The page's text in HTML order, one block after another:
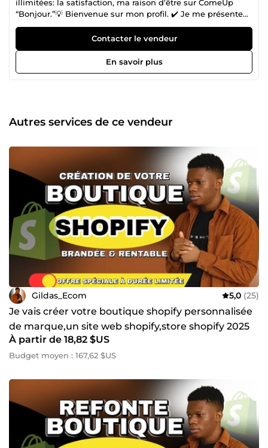
illimitées: la satisfaction, ma raison d'être sur ComeUp
“Bonjour.”💡 Bienvenue sur mon profil. ✔️ Je me présente
Gildas, jeune entrepreneur web e-commerçant spécialisé
dans la création des vidéos publicitaires et des boutiques
shopify il y a environ 3ans . ✔️ Par le biais de cette
plateforme, pour vous présenter mes meilleurs services
concernant le e-commerce en général. ✔️ Je crois être la
travail au point est ma priorité, votre préférence. Contactez-
moi dès maintenant, pour qu'on discute de vive voix de
Contacter le vendeur
En savoir plus
Autres services de ce vendeur
Gildas_Ecom 5,0 (25)
Je vais créer votre boutique shopify personnalisée
de marque,un site web shopify,store shopify 2025
À partir de 18,82 $US
Budget moyen : 167,62 $US